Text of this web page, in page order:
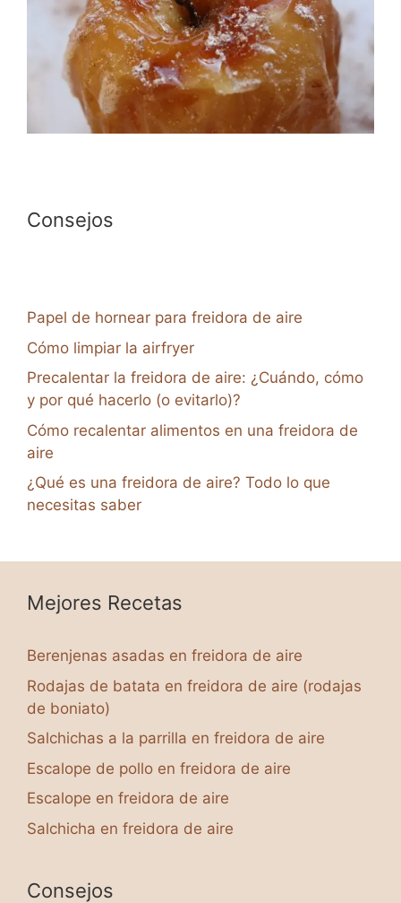
Consejos
Papel de hornear para freidora de aire
Cómo limpiar la airfryer
Precalentar la freidora de aire: ¿Cuándo, cómo
y por qué hacerlo (o evitarlo)?
Cómo recalentar alimentos en una freidora de
aire
¿Qué es una freidora de aire? Todo lo que
necesitas saber
Mejores Recetas
Berenjenas asadas en freidora de aire
Rodajas de batata en freidora de aire (rodajas
de boniato)
Salchichas a la parrilla en freidora de aire
Escalope de pollo en freidora de aire
Escalope en freidora de aire
Salchicha en freidora de aire
Consejos